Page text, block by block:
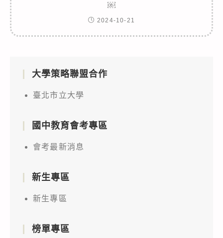
￼
2024-10-21
大學策略聯盟合作
臺北市立大學
國中教育會考專區
會考最新消息
新生專區
新生專區
榜單專區